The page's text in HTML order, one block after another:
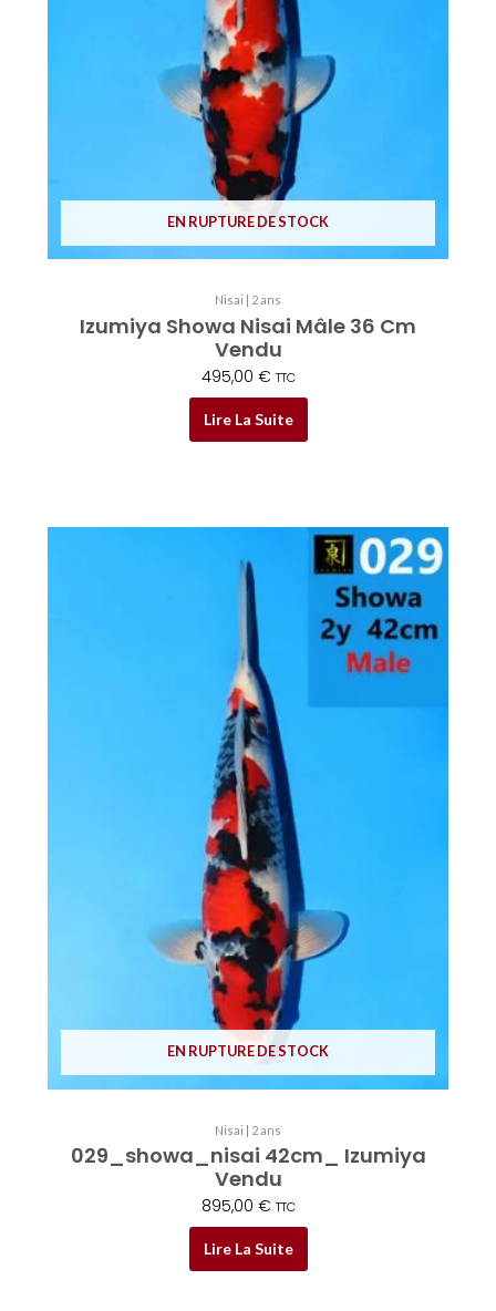
EN RUPTURE DE STOCK
Nisai | 2 ans
Izumiya Showa Nisai Mâle 36 Cm
Vendu
495,00 € TTC
Lire La Suite
EN RUPTURE DE STOCK
Nisai | 2 ans
029_showa_nisai 42cm_ Izumiya
Vendu
895,00 € TTC
Lire La Suite